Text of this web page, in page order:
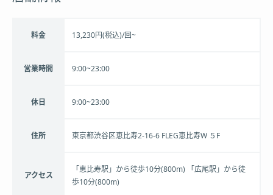
料金 13,230円(税込)/回~
営業時間 9:00~23:00
休日 9:00~23:00
住所 東京都渋谷区恵比寿2-16-6 FLEG恵比寿W ５F
アクセス
「恵比寿駅」から徒歩10分(800m) 「広尾駅」から徒
歩10分(800m)